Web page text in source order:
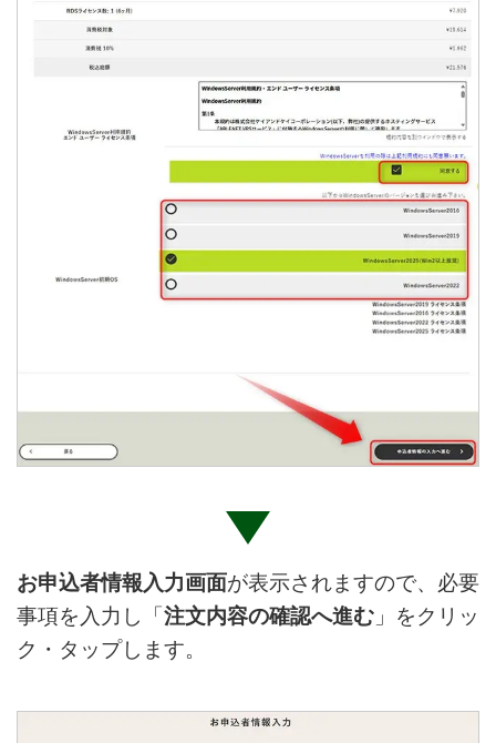
お申込者情報入力画面が表示されますので、必要
事項を入力し「注文内容の確認へ進む 」をクリッ
ク・タップします。